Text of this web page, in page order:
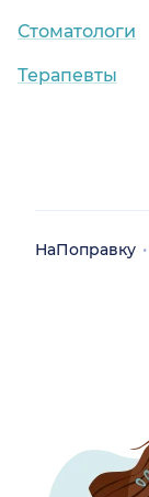
Стоматологи
Терапевты
НаПоправку